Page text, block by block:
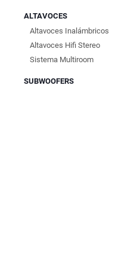
ALTAVOCES
Altavoces Inalámbricos
Altavoces Hifi Stereo
Sistema Multiroom
SUBWOOFERS